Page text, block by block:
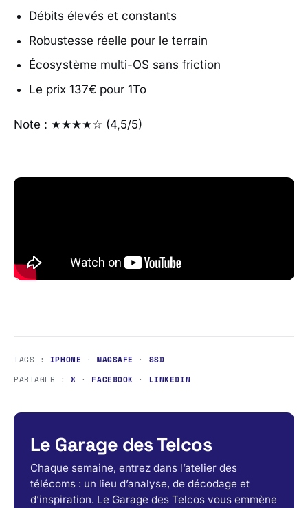
Débits élevés et constants
Robustesse réelle pour le terrain
Écosystème multi-OS sans friction
Le prix 137€ pour 1To
Note : ★★★★☆ (4,5/5)
TAGS : IPHONE · MAGSAFE · SSD
PARTAGER :X · FACEBOOK · LINKEDIN
Le Garage des Telcos
Chaque semaine, entrez dans l’atelier des
télécoms : un lieu d’analyse, de décodage et
d’inspiration. Le Garage des Telcos vous emmène